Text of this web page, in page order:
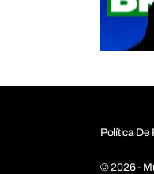
Política De
© 2026 -